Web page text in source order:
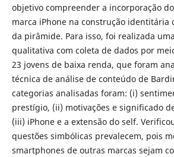
objetivo compreender a incorporação
marca iPhone na construção identitária
da pirâmide. Para isso, foi realizada
qualitativa com coleta de dados por
23 jovens de baixa renda, que foram
técnica de análise de conteúdo de
categorias analisadas foram: (i)
prestígio, (ii) motivações e significado
(iii) iPhone e a extensão do self.
questões simbólicas prevalecem, pois
smartphones de outras marcas sejam